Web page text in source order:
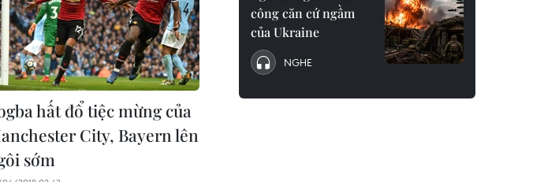
hất đổ tiệc mừng của
City, Bayern lên
sớm
công căn cứ ngầm
của Ukraine
NGHE